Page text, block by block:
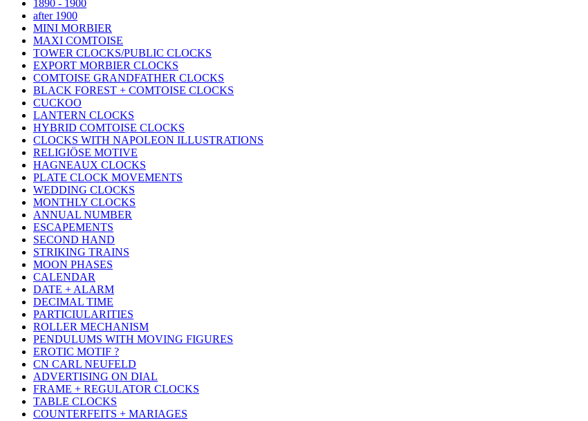
1890 - 1900
after 1900
MINI MORBIER
MAXI COMTOISE
TOWER CLOCKS/PUBLIC CLOCKS
EXPORT MORBIER CLOCKS
COMTOISE GRANDFATHER CLOCKS
BLACK FOREST + COMTOISE CLOCKS
CUCKOO
LANTERN CLOCKS
HYBRID COMTOISE CLOCKS
CLOCKS WITH NAPOLEON ILLUSTRATIONS
RELIGIÖSE MOTIVE
HAGNEAUX CLOCKS
PLATE CLOCK MOVEMENTS
WEDDING CLOCKS
MONTHLY CLOCKS
ANNUAL NUMBER
ESCAPEMENTS
SECOND HAND
STRIKING TRAINS
MOON PHASES
CALENDAR
DATE + ALARM
DECIMAL TIME
PARTICIULARITIES
ROLLER MECHANISM
PENDULUMS WITH MOVING FIGURES
EROTIC MOTIF ?
CN CARL NEUFELD
ADVERTISING ON DIAL
FRAME + REGULATOR CLOCKS
TABLE CLOCKS
COUNTERFEITS + MARIAGES